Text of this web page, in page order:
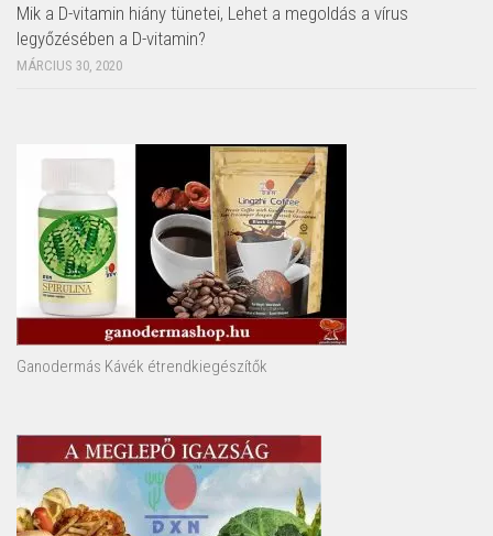
Mik a D-vitamin hiány tünetei, Lehet a megoldás a vírus
legyőzésében a D-vitamin?
MÁRCIUS 30, 2020
Ganodermás Kávék étrendkiegészítők